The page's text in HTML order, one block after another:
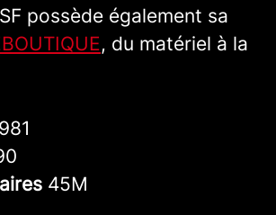
possède également sa
, du matériel à la
45M